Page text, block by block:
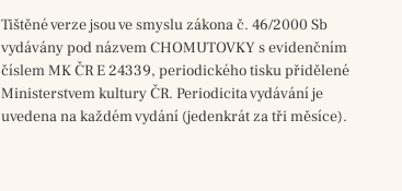
Tištěné verze jsou ve smyslu zákona č. 46/2000 Sb
vydávány pod názvem CHOMUTOVKY s evidenčním
číslem MK ČR E 24339, periodického tisku přidělené
Ministerstvem kultury ČR. Periodicita vydávání je
uvedena na každém vydání (jedenkrát za tři měsíce).